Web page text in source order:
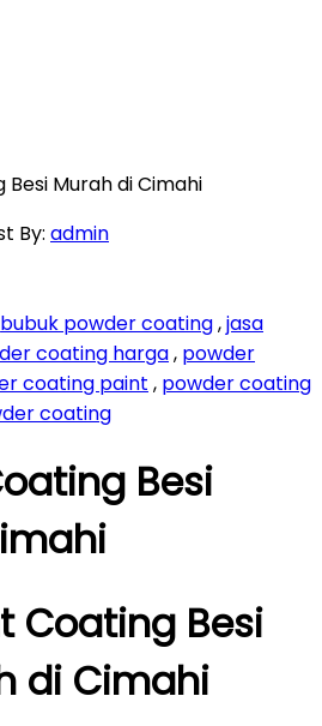
Murah di Cimahi
By: admin
bubuk powder coating,jasa
coating harga, powder
coating paint , powder coating
coating
Besi
Coating Besi
di Cimahi